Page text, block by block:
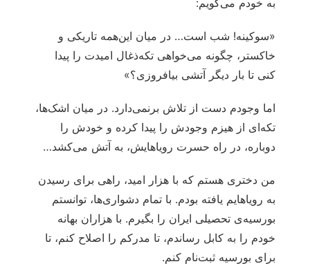
«سوکینه! شب است… در میان این‌همه تاریکی و
خاکستر، چگونه می‌خواهی تکه‌ذغال امیدت را پیدا
کنی تا بار دیگر آتشی بیافروزی؟»
اما وجودم دست از تلاش برنمی‌دارد. در میان اشک‌ها،
تکه‌ای از هیزم وجودش را پیدا کرده و خودش را
دوباره، در راه حسرت رویاهایش، به آتش می‌کشد…
من دختری هستم که با هزار امید، راهی برای رسیدن
به رویاهایم یافته بودم. با تمام دشواری‌ها، توانستم
بورسیه‌ی تحصیلی ایران را بگیرم. با هزاران بهانه
خودم را به کابل رساندم، تا مدرکم را اصلاح کنم، تا
برای بورسیه ثبت‌نام کنم.